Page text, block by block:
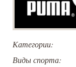
Категории:
Виды спорта: